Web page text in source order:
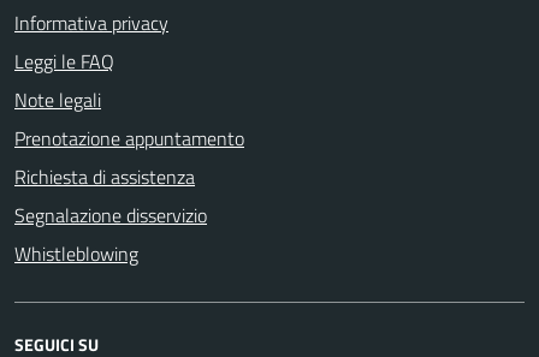
Informativa privacy
Leggi le FAQ
Note legali
Prenotazione appuntamento
Richiesta di assistenza
Segnalazione disservizio
Whistleblowing
SEGUICI SU